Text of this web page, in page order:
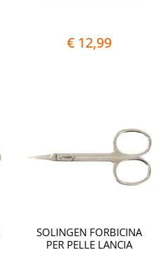
€ 12,99
SOLINGEN FORBICINA
PER PELLE LANCIA